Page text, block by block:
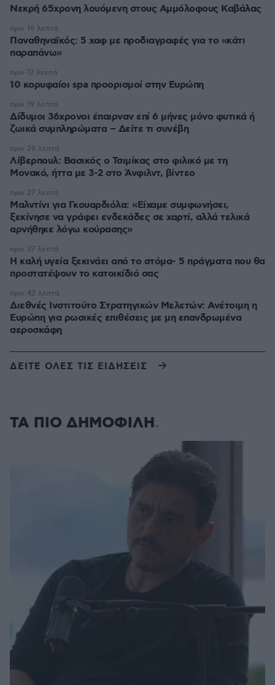
Νεκρή 65χρονη λουόμενη στους Αμμόλοφους Καβάλας
Παναθηναϊκός: 5 χαφ με προδιαγραφές για το «κάτι
παραπάνω»
πριν 16 λεπτά
10 κορυφαίοι spa προορισμοί στην Ευρώπη
πριν 17 λεπτά
Δίδυμοι 36χρονοι έπαιρναν επί 6 μήνες μόνο φυτικά ή
ζωικά συμπληρώματα – Δείτε τι συνέβη
πριν 19 λεπτά
Λίβερπουλ: Βασικός ο Τσιμίκας στο φιλικό με τη
Μονακό, ήττα με 3-2 στο Άνφιλντ, βίντεο
πριν 26 λεπτά
Μαλντίνι για Γκουαρδιόλα: «Είχαμε συμφωνήσει,
ξεκίνησε να γράφει ενδεκάδες σε χαρτί, αλλά τελικά
αρνήθηκε λόγω κούρασης»
πριν 27 λεπτά
Η καλή υγεία ξεκινάει από το στόμα- 5 πράγματα που θα
προστατέψουν το κατοικίδιό σας
πριν 37 λεπτά
Διεθνές Ινστιτούτο Στρατηγικών Μελετών: Ανέτοιμη η
Ευρώπη για ρωσικές επιθέσεις με μη επανδρωμένα
αεροσκάφη
πριν 42 λεπτά
ΔΕΙΤΕ ΟΛΕΣ ΤΙΣ ΕΙΔΗΣΕΙΣ
ΤΑ ΠΙΟ ΔΗΜΟΦΙΛΗ